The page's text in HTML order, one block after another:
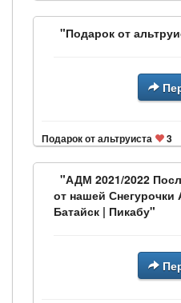
"Подарок от
Подарок от альтруиста 3
"АДМ 2021/2022
от нашей Снегурочки
Батайск | Пикабу"